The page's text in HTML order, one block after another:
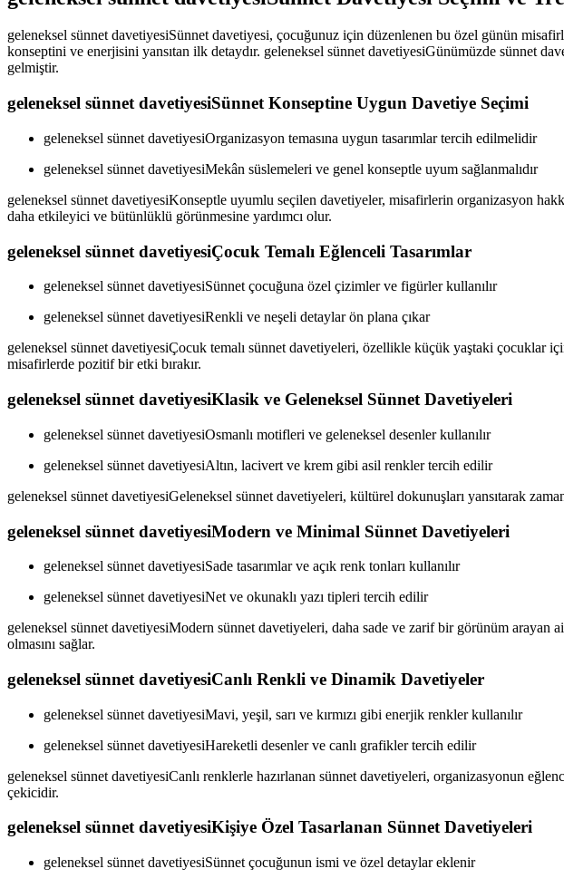
geleneksel sünnet davetiyesiSünnet davetiyesi, çocuğunuz için düzenlenen bu özel günün
konseptini ve enerjisini yansıtan ilk detaydır. geleneksel sünnet davetiyesiGünümüzde sünnet
gelmiştir.
geleneksel sünnet davetiyesiSünnet Konseptine Uygun Davetiye Seçimi
geleneksel sünnet davetiyesiOrganizasyon temasına uygun tasarımlar tercih edilmelidir
geleneksel sünnet davetiyesiMekân süslemeleri ve genel konseptle uyum sağlanmalıdır
geleneksel sünnet davetiyesiKonseptle uyumlu seçilen davetiyeler, misafirlerin organizasyon
daha etkileyici ve bütünlüklü görünmesine yardımcı olur.
geleneksel sünnet davetiyesiÇocuk Temalı Eğlenceli Tasarımlar
geleneksel sünnet davetiyesiSünnet çocuğuna özel çizimler ve figürler kullanılır
geleneksel sünnet davetiyesiRenkli ve neşeli detaylar ön plana çıkar
geleneksel sünnet davetiyesiÇocuk temalı sünnet davetiyeleri, özellikle küçük yaştaki çocuklar
misafirlerde pozitif bir etki bırakır.
geleneksel sünnet davetiyesiKlasik ve Geleneksel Sünnet Davetiyeleri
geleneksel sünnet davetiyesiOsmanlı motifleri ve geleneksel desenler kullanılır
geleneksel sünnet davetiyesiAltın, lacivert ve krem gibi asil renkler tercih edilir
geleneksel sünnet davetiyesiGeleneksel sünnet davetiyeleri, kültürel dokunuşları yansıtarak
geleneksel sünnet davetiyesiModern ve Minimal Sünnet Davetiyeleri
geleneksel sünnet davetiyesiSade tasarımlar ve açık renk tonları kullanılır
geleneksel sünnet davetiyesiNet ve okunaklı yazı tipleri tercih edilir
geleneksel sünnet davetiyesiModern sünnet davetiyeleri, daha sade ve zarif bir görünüm
olmasını sağlar.
geleneksel sünnet davetiyesiCanlı Renkli ve Dinamik Davetiyeler
geleneksel sünnet davetiyesiMavi, yeşil, sarı ve kırmızı gibi enerjik renkler kullanılır
geleneksel sünnet davetiyesiHareketli desenler ve canlı grafikler tercih edilir
geleneksel sünnet davetiyesiCanlı renklerle hazırlanan sünnet davetiyeleri, organizasyonun
çekicidir.
geleneksel sünnet davetiyesiKişiye Özel Tasarlanan Sünnet Davetiyeleri
geleneksel sünnet davetiyesiSünnet çocuğunun ismi ve özel detaylar eklenir